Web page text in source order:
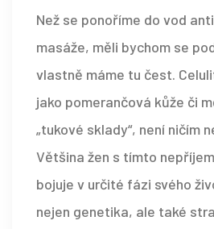
Než se ponoříme do vod
masáže, měli bychom se
vlastně máme tu čest.
jako pomerančová kůže či
„tukové sklady“, není ničím
Většina žen s tímto
bojuje v určité fázi svého
nejen genetika, ale také